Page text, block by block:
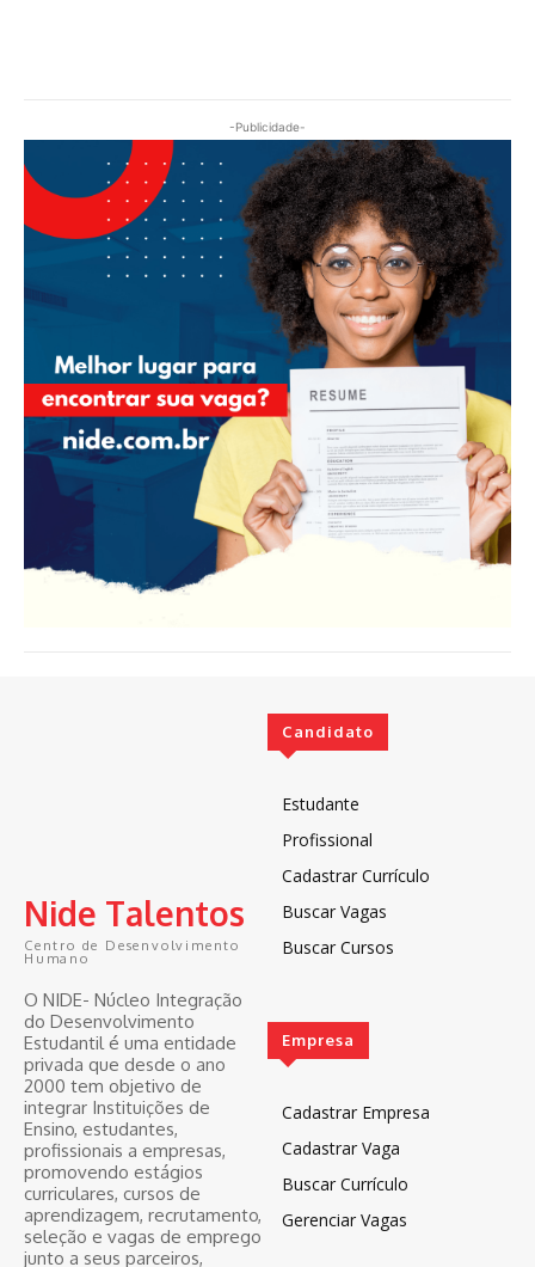
-Publicidade-
Nide Talentos
Centro de Desenvolvimento
Humano
O NIDE- Núcleo Integração
do Desenvolvimento
Estudantil é uma entidade
privada que desde o ano
2000 tem objetivo de
integrar Instituições de
Ensino, estudantes,
profissionais a empresas,
promovendo estágios
curriculares, cursos de
aprendizagem, recrutamento,
seleção e vagas de emprego
junto a seus parceiros,
Candidato
Estudante
Profissional
Cadastrar Currículo
Buscar Vagas
Buscar Cursos
Empresa
Cadastrar Empresa
Cadastrar Vaga
Buscar Currículo
Gerenciar Vagas